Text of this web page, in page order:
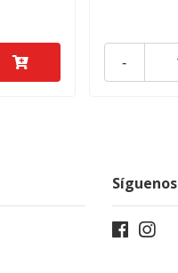
-
Síguenos